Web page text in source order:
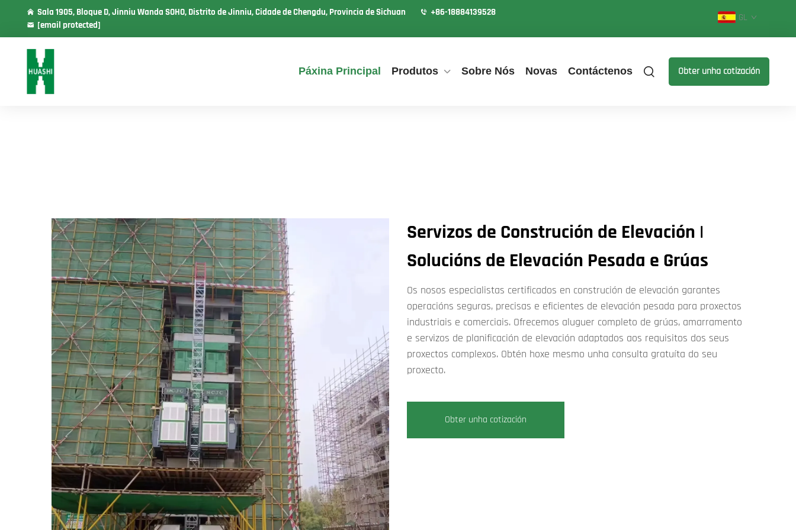
Sala 1905, Bloque D, Jinniu Wanda SOHO, Distrito de Jinniu, Cidade de Chengdu, Provincia de Sichuan
+86-18884139528
[email protected]
GL
Páxina Principal Produtos Sobre Nós Novas Contáctenos Obter unha cotización
Servizos de Construción de Elevación |
Solucións de Elevación Pesada e Grúas
Os nosos especialistas certificados en construción de elevación garantes
operacións seguras, precisas e eficientes de elevación pesada para proxectos
industriais e comerciais. Ofrecemos aluguer completo de grúas, amarramento
e servizos de planificación de elevación adaptados aos requisitos dos seus
proxectos complexos. Obtén hoxe mesmo unha consulta gratuíta do seu
proxecto.
Obter unha cotización